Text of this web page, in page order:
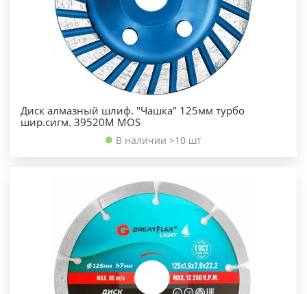
Диск алмазный шлиф. "Чашка" 125мм турбо
шир.сигм. 39520М MOS
В наличии >10 шт